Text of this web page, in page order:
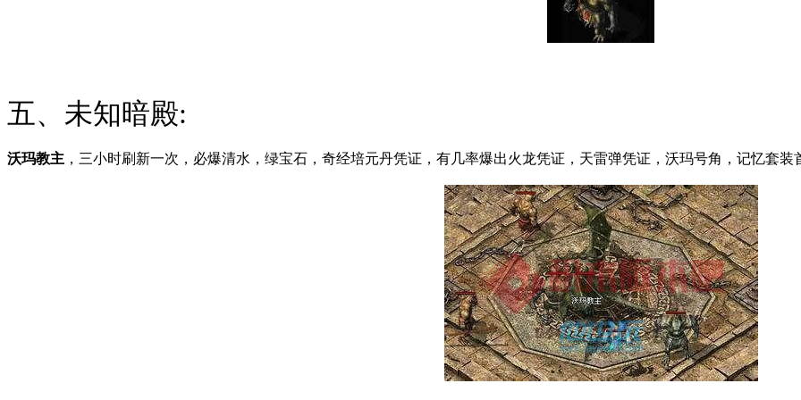
五、未知暗殿:
沃玛教主 ，三小时刷新一次，必爆清水，绿宝石，奇经培元丹凭证，有几率爆出火龙凭证，天雷弹凭证，沃玛号角，记忆套装